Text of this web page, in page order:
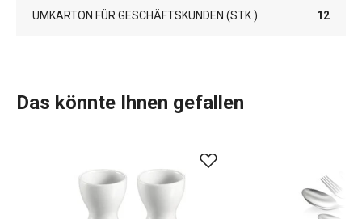
UMKARTON FÜR GESCHÄFTSKUNDEN (STK.) 12
Das könnte Ihnen gefallen